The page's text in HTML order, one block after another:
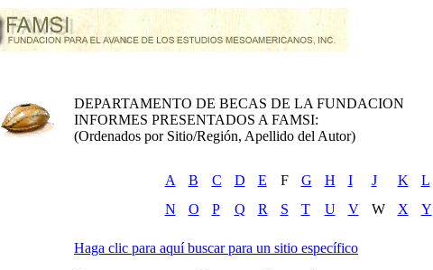
DEPARTAMENTO DE BECAS DE LA FUNDACION
INFORMES PRESENTADOS A FAMSI:
(Ordenados por Sitio/Región, Apellido del Autor)
A B C D E F G H I J K L
N
O P Q R S T U V W X Y
Haga clic para aquí buscar para un sitio específico